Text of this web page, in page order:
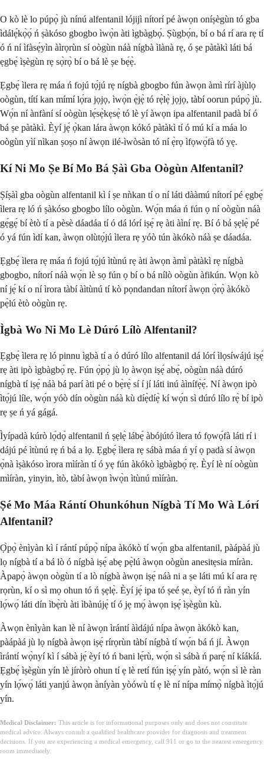
O kò lè lo púpọ̀ jù nínú alfentanil lójijì nítorí pé àwọn oníṣègùn tó gba
ìdálẹ́kọ̀ọ́ ń ṣàkóso gbogbo ìwọ̀n àti ìgbàgbọ́. Ṣùgbọ́n, bí o bá rí ara rẹ tí
ó ń ní ìfàsẹ́yìn àìrọrùn sí oògùn náà nígbà ìlànà rẹ, ó ṣe pàtàkì láti bá
ẹgbẹ́ ìṣègùn rẹ sọ̀rọ̀ bí o bá lè ṣe bẹ́ẹ̀.
Ẹgbẹ́ ìlera rẹ máa ń fojú tọ́jú rẹ nígbà gbogbo fún àwọn àmì rírí àjùlọ
oògùn, títí kan mímí lọ́ra jọjọ, ìwọ̀n ẹ̀jẹ̀ tó rẹ̀lẹ̀ jọjọ, tàbí oorun púpọ̀ jù.
Wọ́n ní ànfàní sí oògùn lẹ́sẹ̀kẹsẹ̀ tó lè yí àwọn ipa alfentanil padà bí ó
bá ṣe pàtàkì. Èyí jẹ́ ọ̀kan lára àwọn kókó pàtàkì tí ó mú kí a máa lo
oògùn yìí nìkan ṣoṣo ní àwọn ilé-ìwòsàn tó ní ẹ̀rọ ìfọwọ́fà tó yẹ.
Kí Ni Mo Ṣe Bí Mo Bá Ṣàì Gba Oògùn Alfentanil?
Ṣíṣàì gba oògùn alfentanil kì í ṣe nǹkan tí o ní láti dààmú nítorí pé ẹgbẹ́
ìlera rẹ ló ń ṣàkóso gbogbo lílo oògùn. Wọ́n máa ń fún ọ ní oògùn náà
gẹ́gẹ́ bí ètò tí a pèsè dáadáa tí ó dá lórí iṣẹ́ rẹ àti àìní rẹ. Bí ó bá ṣẹlẹ̀ pé
ó yá fún ìdí kan, àwọn olùtọ́jú ìlera rẹ yóò tún àkókò náà ṣe dáadáa.
Ẹgbẹ́ ìlera rẹ máa ń fojú tọ́jú ìtùnú rẹ àti àwọn àmì pàtàkì rẹ nígbà
gbogbo, nítorí náà wọ́n lè sọ fún ọ bí o bá nílò oògùn àfikún. Wọn kò
ní jẹ́ kí o ní ìrora tàbí àìtùnú tí kò pọndandan nítorí àwọn ọ̀rọ̀ àkókò
pẹ̀lú ètò oògùn rẹ.
Ìgbà Wo Ni Mo Lè Dúró Lílò Alfentanil?
Ẹgbẹ́ ìlera rẹ ló pinnu ìgbà tí a ó dúró lílo alfentanil dá lórí ìlọsíwájú iṣẹ́
rẹ àti ipò ìgbàgbọ́ rẹ. Fún ọ̀pọ̀ jù lọ àwọn iṣẹ́ abẹ́, oògùn náà dúró
nígbà tí iṣẹ́ náà bá parí àti pé o bẹ̀rẹ̀ sí í jí láti inú àìnífẹ̀ẹ́. Ní àwọn ipò
ìtọ́jú líle, wọ́n yóò dín oògùn náà kù díẹ̀díẹ̀ kí wọ́n sì dúró lílo rẹ̀ bí ipò
rẹ ṣe ń yá gágá.
Ìyípadà kúrò lọ́dọ̀ alfentanil ń ṣẹlẹ̀ lábẹ́ àbójútó ìlera tó fọwọ́fà láti rí i
dájú pé ìtùnú rẹ ń bá a lọ. Ẹgbẹ́ ìlera rẹ sábà máa ń yí ọ padà sí àwọn
ọ̀nà ìṣàkóso ìrora mìíràn tí ó yẹ fún àkókò ìgbàgbọ́ rẹ. Èyí lè ní oògùn
mìíràn, yinyin, ìtò, tàbí àwọn ìwọ̀n ìtùnú mìíràn.
Ṣé Mo Máa Rántí Ohunkóhun Nígbà Tí Mo Wà Lórí
Alfentanil?
Ọ̀pọ̀ ènìyàn kì í rántí púpọ̀ nípa àkókò tí wọ́n gba alfentanil, pàápàá jù
lọ nígbà tí a bá lò ó nígbà iṣẹ́ abẹ pẹ̀lú àwọn oògùn anesitẹsia míràn.
Àpapọ̀ àwọn oògùn tí a lò nígbà àwọn iṣẹ́ náà ni a ṣe láti mú kí ara rẹ
rọrùn, kí o sì mọ ohun tó ń ṣẹlẹ̀. Èyí jẹ́ ipa tó ṣeé ṣe, èyí tó ń ràn yín
lọ́wọ́ láti dín ìbẹ̀rù àti ìbànújẹ́ tí ó jẹ mọ́ àwọn iṣẹ́ ìṣègùn kù.
Àwọn ènìyàn kan lè ní àwọn ìrántí àìdájú nípa àwọn àkókò kan,
pàápàá jù lọ nígbà àwọn iṣẹ́ rírọrùn tàbí nígbà tí wọ́n bá ń jí. Àwọn
ìrántí wọ̀nyí kì í sábà jẹ́ èyí tó ń bani lẹ́rù, wọ́n sì sábà ń parẹ́ ní kíákíá.
Ẹgbẹ́ ìṣègùn yín lè jíròrò ohun tí ẹ lè retí fún iṣẹ́ yín pàtó, wọ́n sì lè ràn
yín lọ́wọ́ láti yanjú àwọn àníyàn yòówù tí ẹ lè ní nípa mímọ̀ nígbà ìtọ́jú
yín.
Medical Disclaimer: This article is for informational purposes only and does not constitute
medical advice. Always consult a qualified healthcare provider for diagnosis and treatment
decisions. If you are experiencing a medical emergency, call 911 or go to the nearest emergency
room immediately.